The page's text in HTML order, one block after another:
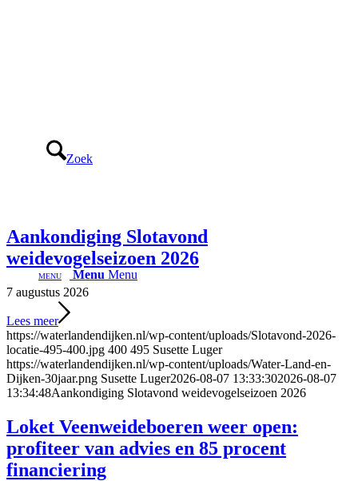
Zoek
Menu Menu
Aankondiging Slotavond
weidevogelseizoen 2026
7 augustus 2026
Lees meer
https://waterlandendijken.nl/wp-content/uploads/Slotavond-2026-
locatie-495-400.jpg 400 495 Susette Luger
https://waterlandendijken.nl/wp-content/uploads/Water-Land-en-
Dijken-30jaar.png Susette Luger2026-08-07 13:33:302026-08-07
13:34:48Aankondiging Slotavond weidevogelseizoen 2026
Loket Veenweideboeren weer open:
profiteer van advies en 85 procent
financiering